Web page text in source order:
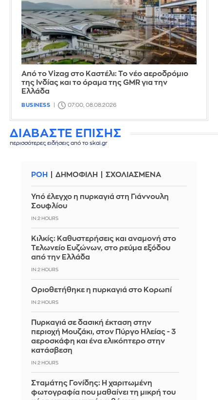
Από το Vizag στο Καστέλι: Το νέο αεροδρόμιο
της Ινδίας και το όραμα της GMR για την
Ελλάδα
BUSINESS 07:00, 08.08.2026
ΔΙΑΒΑΣΤΕ ΕΠΙΣΗΣ
περισσότερες ειδήσεις από το skai.gr
ΡΟΗ ΔΗΜΟΦΙΛΗ ΣΧΟΛΙΑΣΜΕΝΑ
Υπό έλεγχο η πυρκαγιά στη Γιάννουλη
Σουφλίου
IN 2 HOURS
Κιλκίς: Καθυστερήσεις και αναμονή στο
Τελωνείο Ευζώνων, στο ρεύμα εξόδου
από την Ελλάδα
IN 2 HOURS
Οριοθετήθηκε η πυρκαγιά στο Κορωπί
IN 2 HOURS
Πυρκαγιά σε δασική έκταση στην
περιοχή Μουζάκι, στον Πύργο Ηλείας - 3
αεροσκάφη και ένα ελικόπτερο στην
κατάσβεση
IN 2 HOURS
Σταμάτης Γονίδης: Η χαριτωμένη
φωτογραφία που μαθαίνει τη μικρή του